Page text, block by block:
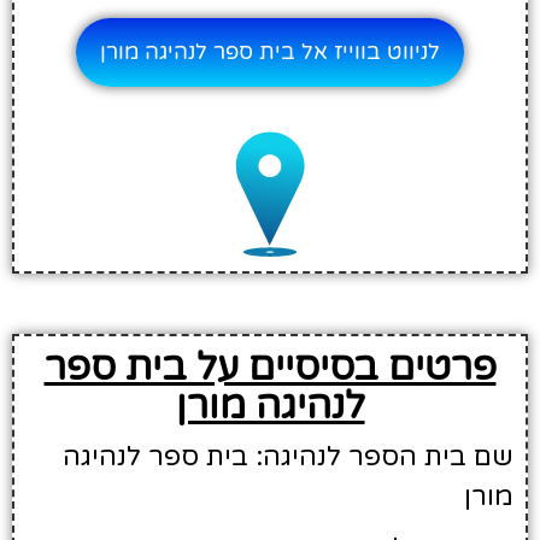
לניווט בווייז אל בית ספר לנהיגה מורן
פרטים בסיסיים על בית ספר
לנהיגה מורן
שם בית הספר לנהיגה: בית ספר לנהיגה
מורן